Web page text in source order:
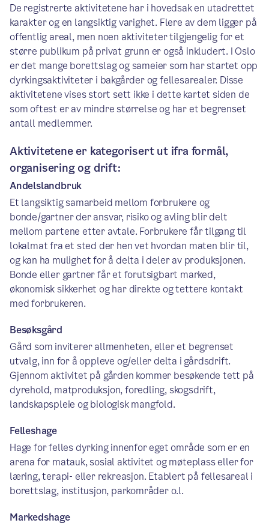
De registrerte aktivitetene har i hovedsak en utadrettet
karakter og en langsiktig varighet. Flere av dem ligger på
offentlig areal, men noen aktiviteter tilgjengelig for et
større publikum på privat grunn er også inkludert. I Oslo
er det mange borettslag og sameier som har startet opp
dyrkingsaktiviteter i bakgårder og fellesarealer. Disse
aktivitetene vises stort sett ikke i dette kartet siden de
som oftest er av mindre størrelse og har et begrenset
antall medlemmer.
Aktivitetene er kategorisert ut ifra formål,
organisering og drift:
Andelslandbruk
Et langsiktig samarbeid mellom forbrukere og
bonde/gartner der ansvar, risiko og avling blir delt
mellom partene etter avtale. Forbrukere får tilgang til
lokalmat fra et sted der hen vet hvordan maten blir til,
og kan ha mulighet for å delta i deler av produksjonen.
Bonde eller gartner får et forutsigbart marked,
økonomisk sikkerhet og har direkte og tettere kontakt
med forbrukeren.
Besøksgård
Gård som inviterer allmenheten, eller et begrenset
utvalg, inn for å oppleve og/eller delta i gårdsdrift.
Gjennom aktivitet på gården kommer besøkende tett på
dyrehold, matproduksjon, foredling, skogsdrift,
landskapspleie og biologisk mangfold.
Felleshage
Hage for felles dyrking innenfor eget område som er en
arena for matauk, sosial aktivitet og møteplass eller for
læring, terapi- eller rekreasjon. Etablert på fellesareal i
borettslag, institusjon, parkområder o.l.
Markedshage